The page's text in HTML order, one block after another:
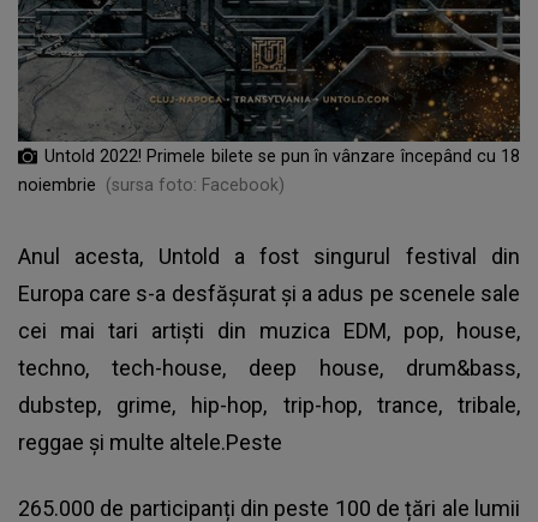
Untold 2022! Primele bilete se pun în vânzare începând cu 18
noiembrie
(sursa foto: Facebook)
Anul acesta, Untold a fost singurul festival din
Europa care s-a desfășurat și a adus pe scenele sale
cei mai tari artiști din muzica EDM, pop, house,
techno, tech-house, deep house, drum&bass,
dubstep, grime, hip-hop, trip-hop, trance, tribale,
reggae și multe altele.Peste
265.000 de participanți din peste 100 de țări ale lumii